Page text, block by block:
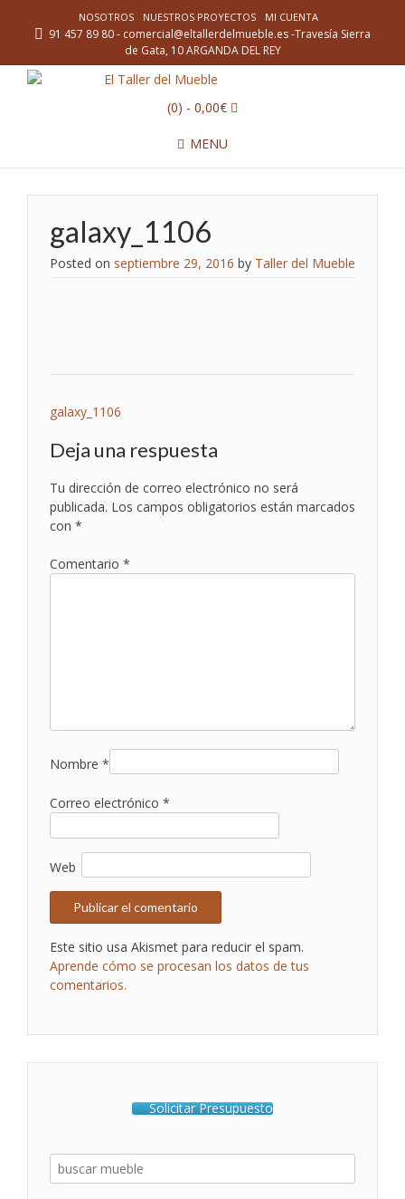
NOSOTROS NUESTROS PROYECTOS MI CUENTA
91 457 89 80 - comercial@eltallerdelmueble.es -Travesía Sierra
de Gata, 10 ARGANDA DEL REY
(0) - 0,00€
MENU
galaxy_1106
Posted on septiembre 29, 2016 by Taller del Mueble
Navegación
de
entradas
galaxy_1106
Deja una respuesta
Tu dirección de correo electrónico no será
publicada. Los campos obligatorios están marcados
con *
Comentario *
Nombre *
Correo electrónico *
Web
Este sitio usa Akismet para reducir el spam.
Aprende cómo se procesan los datos de tus
comentarios.
Solicitar Presupuesto